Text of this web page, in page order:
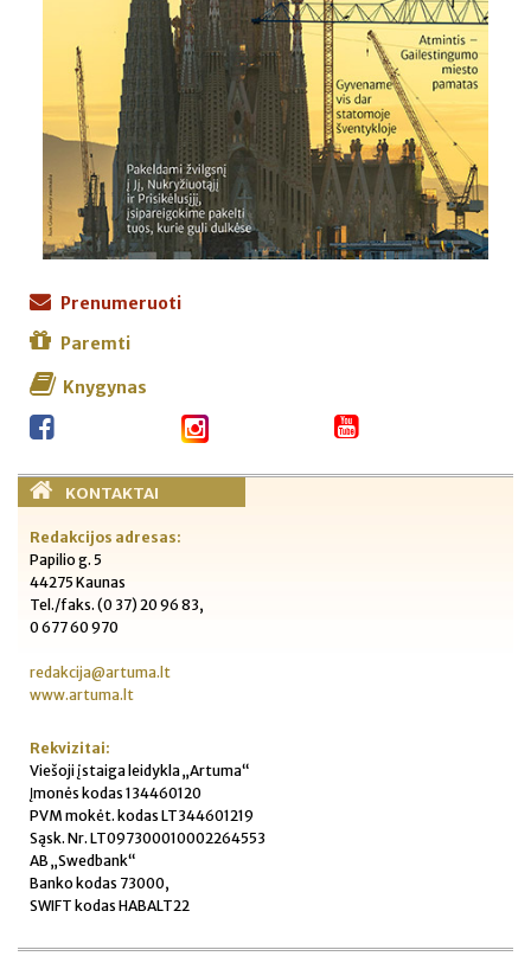
Prenumeruoti
Paremti
Knygynas
KONTAKTAI
Redakcijos adresas:
Papilio g. 5
44275 Kaunas
Tel./faks. (0 37) 20 96 83,
0 677 60 970
redakcija@artuma.lt
www.artuma.lt
Rekvizitai:
Viešoji įstaiga leidykla „Artuma“
Įmonės kodas 134460120
PVM mokėt. kodas LT344601219
Sąsk. Nr. LT097300010002264553
AB „Swedbank“
Banko kodas 73000,
SWIFT kodas HABALT22